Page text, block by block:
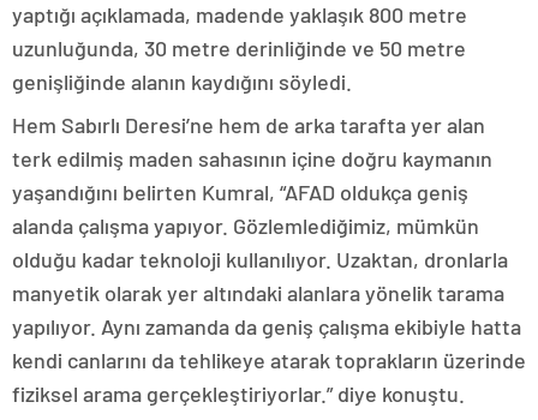
yaptığı açıklamada, madende yaklaşık 800 metre
uzunluğunda, 30 metre derinliğinde ve 50 metre
genişliğinde alanın kaydığını söyledi.
Hem Sabırlı Deresi’ne hem de arka tarafta yer alan
terk edilmiş maden sahasının içine doğru kaymanın
yaşandığını belirten Kumral, “AFAD oldukça geniş
alanda çalışma yapıyor. Gözlemlediğimiz, mümkün
olduğu kadar teknoloji kullanılıyor. Uzaktan, dronlarla
manyetik olarak yer altındaki alanlara yönelik tarama
yapılıyor. Aynı zamanda da geniş çalışma ekibiyle hatta
kendi canlarını da tehlikeye atarak toprakların üzerinde
fiziksel arama gerçekleştiriyorlar.” diye konuştu.